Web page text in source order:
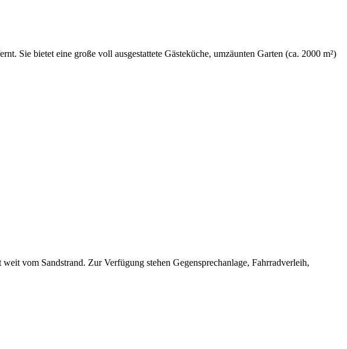
Sie bietet eine große voll ausgestattete Gästeküche, umzäunten Garten (ca. 2000 m²)
vom Sandstrand. Zur Verfügung stehen Gegensprechanlage, Fahrradverleih,